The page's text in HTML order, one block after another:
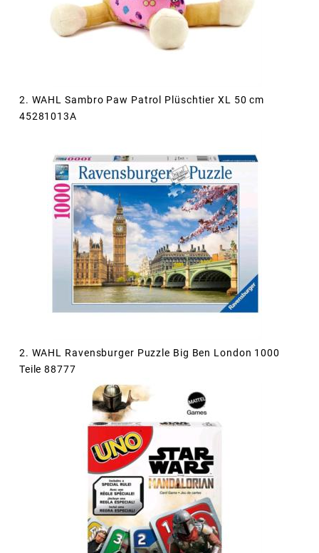
2. WAHL Sambro Paw Patrol Plüschtier XL 50 cm
45281013A
2. WAHL Ravensburger Puzzle Big Ben London 1000
Teile 88777